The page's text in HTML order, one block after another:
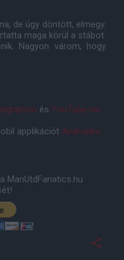
de úgy döntött, elmegy.
maga körül a stábot.
Nagyon várom, hogy
és YouTube-on
applikációt Androidra
ManUtdFanatics.hu